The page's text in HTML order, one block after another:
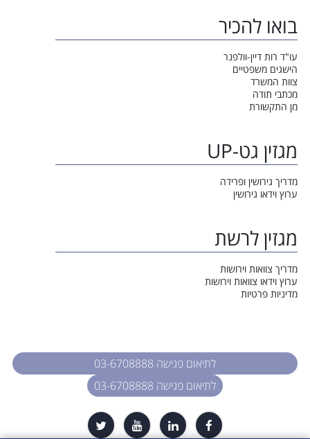
בואו להכיר
עו"ד רות דיין-וולפנר
הישגים משפטיים
צוות המשרד
מכתבי תודה
מן התקשורת
מגזין גט-UP
מדריך גירושין ופרידה
ערוץ וידאו גירושין
מגזין לרשת
מדריך צוואות וירושות
ערוץ וידאו צוואות וירושות
מדיניות פרטיות
לתיאום פגישה 03-6708888
לתיאום פגישה 03-6708888